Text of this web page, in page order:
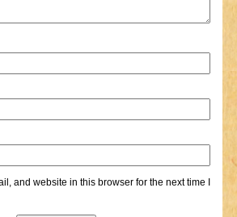
and website in this browser for the next time I